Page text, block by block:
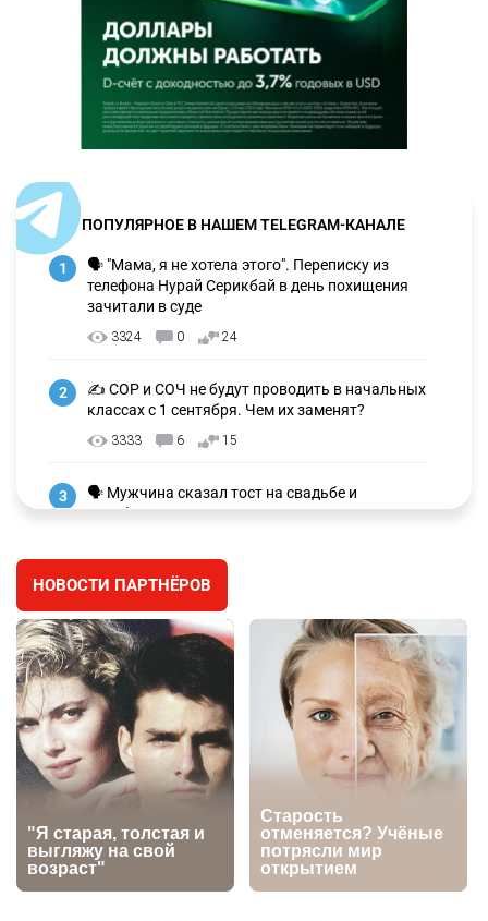
ПОПУЛЯРНОЕ В НАШЕМ TELEGRAM-КАНАЛЕ
1
🗣 "Мама, я не хотела этого". Переписку из
телефона Нурай Серикбай в день похищения
зачитали в суде
3324 0 24
2
✍️ СОР и СОЧ не будут проводить в начальных
классах с 1 сентября. Чем их заменят?
3333 6 15
3
🗣 Мужчина сказал тост на свадьбе и
заработал уголовное дело
🐏 Скота больше, а мясо дороже. Почему в
Казахстане продолжают расти цены на
баранину и конину
2732
5
⚠️ Доброе утро, друзья! Предлагаем обзор
главных новостей за 4 августа
2823 0 1
6
🗣Глава государства направил телеграмму
соболезнования родным и близким Халық
қаһарманы Ивана Гапича
2797 2 42
НОВОСТИ ПАРТНЁРОВ